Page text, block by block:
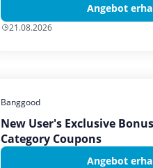
Angebot
21.08.2026
Banggood
New User's Exclusive
Category Coupons
Angebot